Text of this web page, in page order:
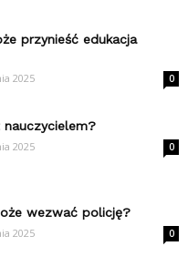
przynieść edukacja
2025 0
2025 0
wezwać policję?
2025 0